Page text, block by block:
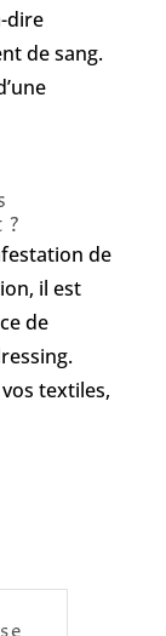
dire
de sang.
?
de
il est
de
textiles,